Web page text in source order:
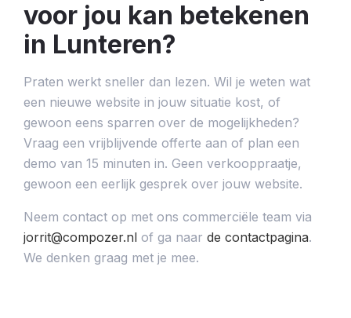
voor jou kan betekenen
in Lunteren?
Praten werkt sneller dan lezen. Wil je weten wat
een nieuwe website in jouw situatie kost, of
gewoon eens sparren over de mogelijkheden?
Vraag een vrijblijvende offerte aan of plan een
demo van 15 minuten in. Geen verkooppraatje,
gewoon een eerlijk gesprek over jouw website.
Neem contact op met ons commerciële team via
jorrit@compozer.nl of ga naar de contactpagina.
We denken graag met je mee.